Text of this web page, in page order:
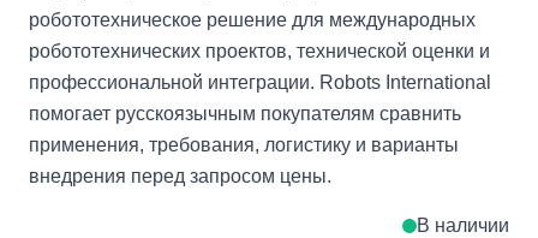
робототехническое решение для международных
робототехнических проектов, технической оценки и
профессиональной интеграции. Robots International
помогает русскоязычным покупателям сравнить
применения, требования, логистику и варианты
внедрения перед запросом цены.
В наличии